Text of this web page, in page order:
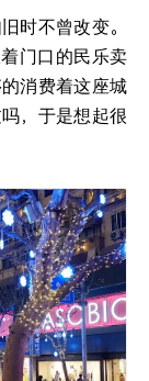
时不曾改变。
门口的民乐卖
消费着这座城
，于是想起很